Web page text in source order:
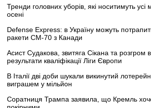
Тренди головних уборів, які носитимуть усі
осені
Defense Express: в Україну можуть
ракети CM-70 з Канади
Асист Судакова, звитяга Сікана та розгром
результати кваліфікації Ліги Європи
В Італії дві доби шукали викинутий
виграшем у мільйон
Соратниця Трампа заявила, що Кремль